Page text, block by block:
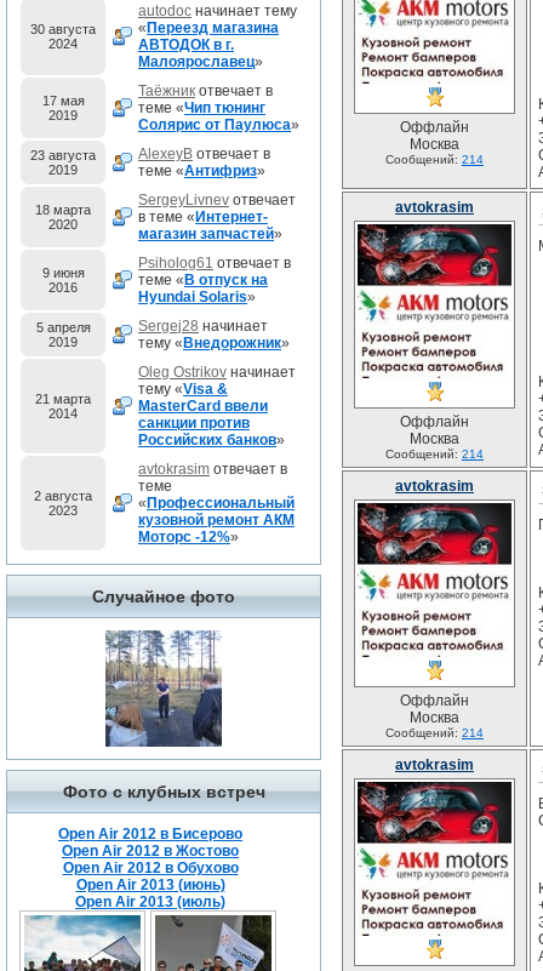
30 августа
2024
autodoc начинает тему
« Переезд магазина
АВТОДОК в г.
Малоярославец»
17 мая
2019
Таёжник отвечает в
теме «Чип тюнинг
Солярис от Паулюса»
23 августа
2019
AlexeyB отвечает в
теме «Антифриз»
18 марта
2020
SergeyLivnev отвечает
в теме « Интернет-
магазин запчастей»
9 июня
2016
Psiholog61 отвечает в
теме « В отпуск на
Hyundai Solaris»
5 апреля
2019
Sergej28 начинает
тему « Внедорожник»
21 марта
2014
Oleg Ostrikov начинает
тему «Visa &
MasterCard ввели
санкции против
Российских банков»
2 августа
2023
avtokrasim отвечает в
теме
« Профессиональный
кузовной ремонт АКМ
Моторс -12%»
Случайное фото
Фото с клубных встреч
Open Air 2012 в Бисерово
Open Air 2012 в Жостово
Open Air 2012 в Обухово
Open Air 2013 (июнь)
Open Air 2013 (июль)
Оффлайн
Москва
Сообщений: 214
avtokrasim
Оффлайн
Москва
Сообщений: 214
avtokrasim
Оффлайн
Москва
Сообщений: 214
avtokrasim